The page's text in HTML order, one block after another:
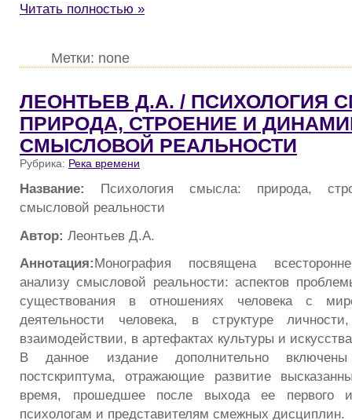
Читать полностью »
Метки: none
ЛЕОНТЬЕВ Д.А. / ПСИХОЛОГИЯ
ПРИРОДА, СТРОЕНИЕ И
СМЫСЛОВОЙ РЕАЛЬНОСТИ
Рубрика: Река времени
Название: Психология смысла: природа,
смысловой реальности
Автор: Леонтьев Д.А.
Аннотация:Монография посвящена
анализу смысловой реальности: аспектов
существования в отношениях человека с
деятельности человека, в структуре
взаимодействии, в артефактах культуры и
В данное издание дополнительно
постскриптума, отражающие развитие
время, прошедшее после выхода ее первого
психологам и представителям смежных дисциплин.